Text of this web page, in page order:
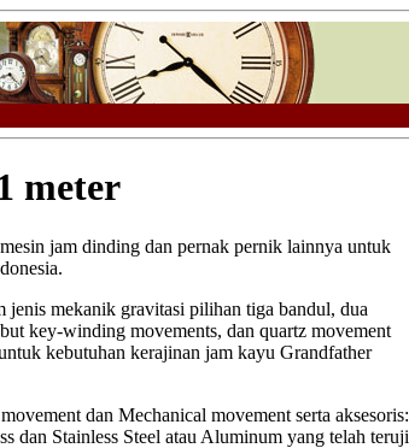
meter
jam dinding dan pernak pernik lainnya untuk
jenis mekanik gravitasi pilihan tiga bandul, dua
key-winding movements, dan quartz movement
kebutuhan kerajinan jam kayu Grandfather
dan Mechanical movement serta aksesoris:
dan Stainless Steel atau Aluminum yang telah teruji